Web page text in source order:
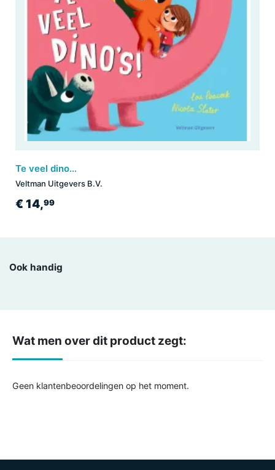
Te veel dino's!
Veltman Uitgevers B.V.
€ 14,99
Ook handig
Wat men over dit product zegt:
Geen klantenbeoordelingen op het moment.